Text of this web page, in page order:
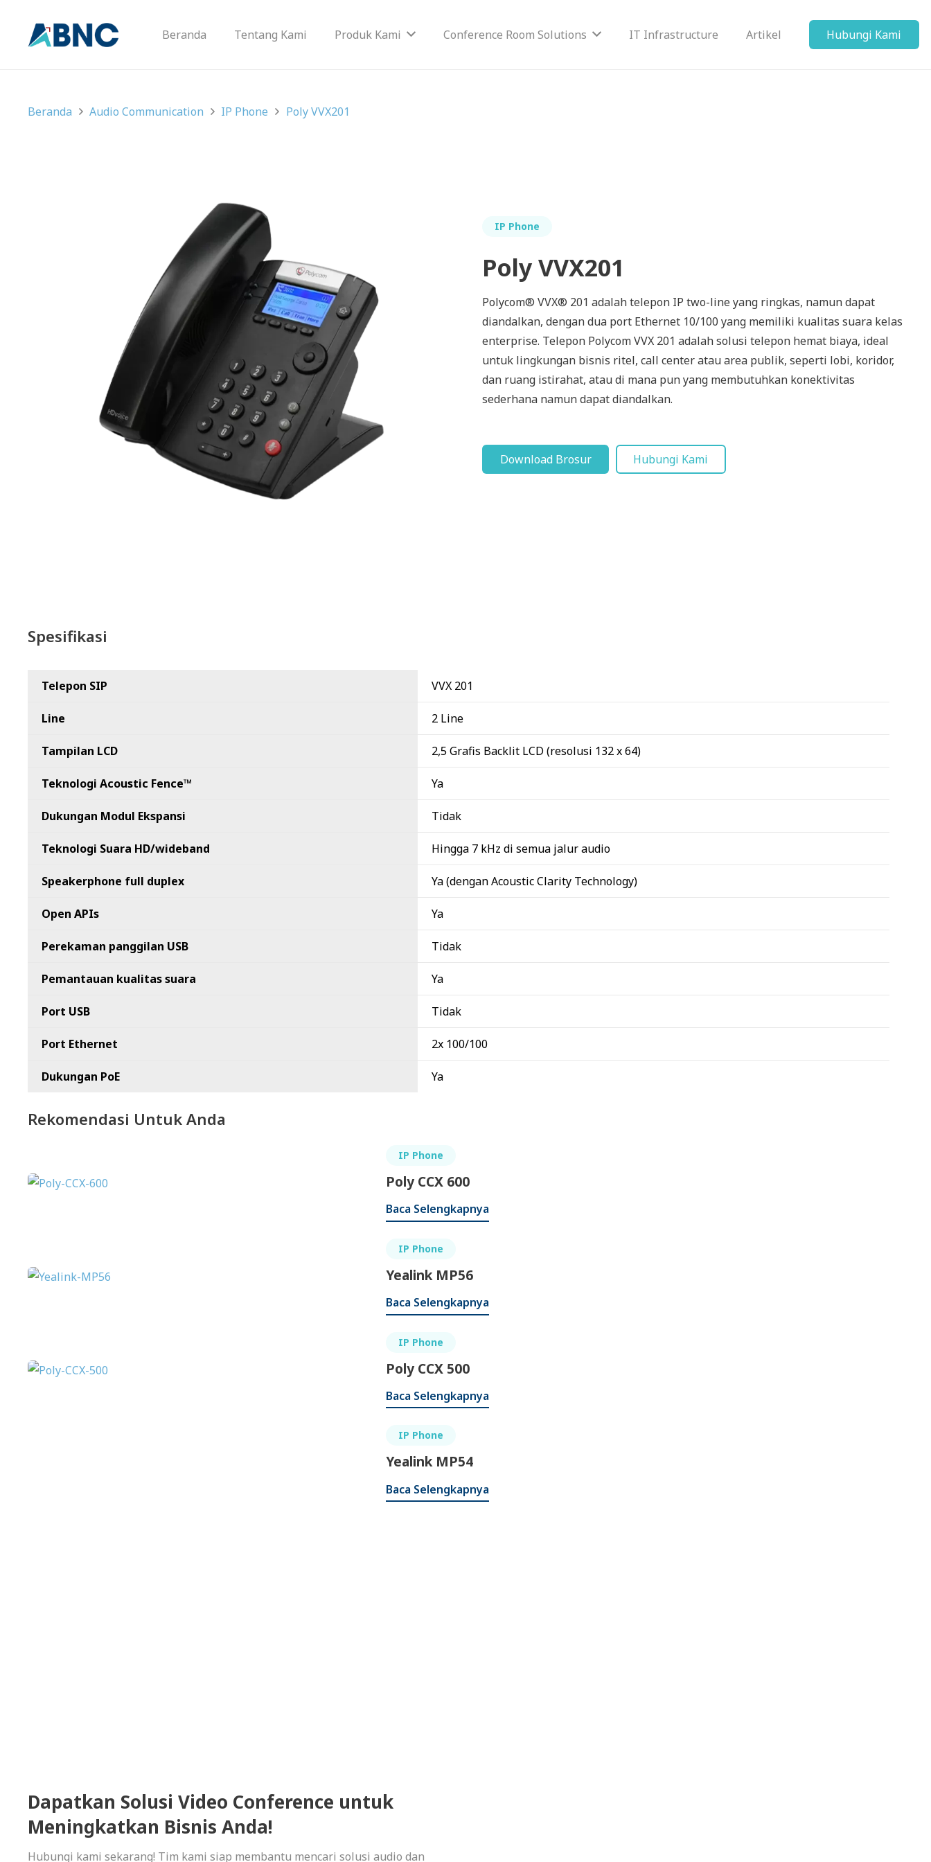
Beranda Tentang Kami Produk Kami Conference Room Solutions IT Infrastructure Artikel Hubungi Kami
Beranda Audio Communication IP Phone Poly VVX201
IP Phone
Poly VVX201
Polycom® VVX® 201 adalah telepon IP two-line yang ringkas, namun dapat
diandalkan, dengan dua port Ethernet 10/100 yang memiliki kualitas suara kelas
enterprise. Telepon Polycom VVX 201 adalah solusi telepon hemat biaya, ideal
untuk lingkungan bisnis ritel, call center atau area publik, seperti lobi, koridor,
dan ruang istirahat, atau di mana pun yang membutuhkan konektivitas
sederhana namun dapat diandalkan.
Download Brosur Hubungi Kami
Spesifikasi
Telepon SIP VVX 201
Line 2 Line
Tampilan LCD 2,5 Grafis Backlit LCD (resolusi 132 x 64)
Teknologi Acoustic Fence™ Ya
Dukungan Modul Ekspansi Tidak
Teknologi Suara HD/wideband Hingga 7 kHz di semua jalur audio
Speakerphone full duplex Ya (dengan Acoustic Clarity Technology)
Open APIs Ya
Perekaman panggilan USB Tidak
Pemantauan kualitas suara Ya
Port USB Tidak
Port Ethernet 2x 100/100
Dukungan PoE Ya
Rekomendasi Untuk Anda
IP Phone
Poly CCX 600
Baca Selengkapnya
IP Phone
Yealink MP56
Baca Selengkapnya
IP Phone
Poly CCX 500
Baca Selengkapnya
IP Phone
Yealink MP54
Baca Selengkapnya
Dapatkan Solusi Video Conference untuk
Meningkatkan Bisnis Anda!
Hubungi kami sekarang! Tim kami siap membantu mencari solusi audio dan